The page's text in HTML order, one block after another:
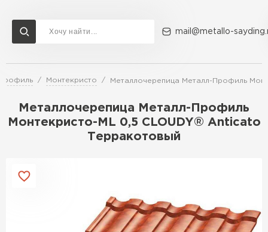
mail@metallo-
Монтекристо Металлочерепица Металл-Профиль
Металлочерепица Металл-Профиль
Монтекристо-ML 0,5 CLOUDY® Anticato
Терракотовый
Доставка и оплата Акции О компании Контакты
Перейти в каталог